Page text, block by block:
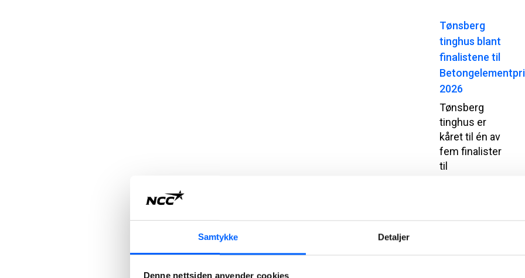
Samtykke Detaljer
Denne nettsiden anvender cookies
Tønsberg
tinghus blant
finalistene til
2026
Tønsberg
tinghus er
kåret til én av
fem finalister
til
mest
utmerkelser